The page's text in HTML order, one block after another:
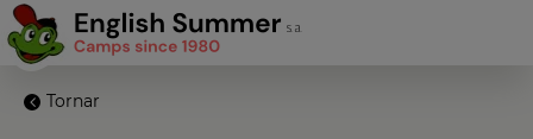
Tornar